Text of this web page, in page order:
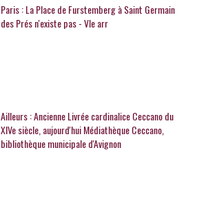
Paris : La Place de Furstemberg à Saint Germain
des Prés n'existe pas - VIe arr
Ailleurs : Ancienne Livrée cardinalice Ceccano du
XIVe siècle, aujourd'hui Médiathèque Ceccano,
bibliothèque municipale d'Avignon